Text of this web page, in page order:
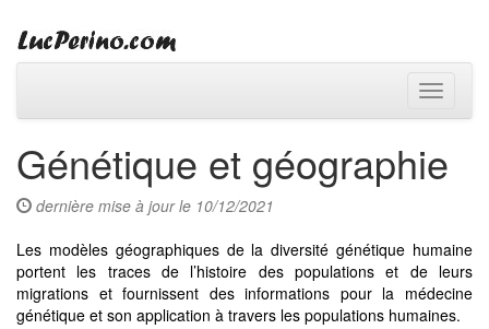
Toggle
Génétique et géographie
dernière mise à jour le 10/12/2021
Les modèles géographiques de la diversité génétique humaine
portent les traces de l’histoire des populations et de leurs
migrations et fournissent des informations pour la médecine
génétique et son application à travers les populations humaines.